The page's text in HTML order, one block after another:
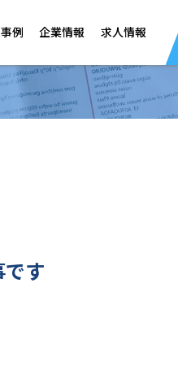
例 企業情報 求人情報
す